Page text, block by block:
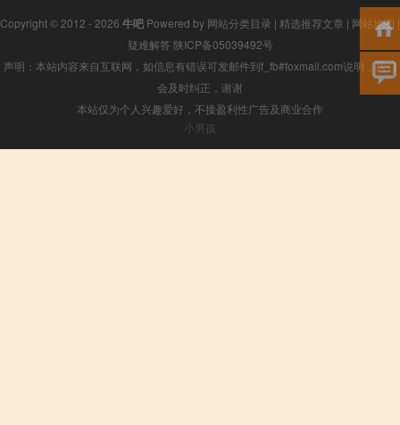
Copyright © 2012 - 2026 牛吧 Powered by 网站分类目录 | 精选推荐文章 | 网站地图 |
疑难解答 陕ICP备05039492号
声明：本站内容来自互联网，如信息有错误可发邮件到f_fb#foxmail.com说明，我们
会及时纠正，谢谢
本站仅为个人兴趣爱好，不接盈利性广告及商业合作
小男孩